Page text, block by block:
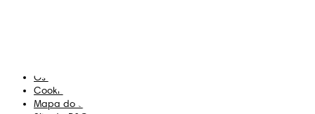
Os Meus Dados
Cookies
Mapa do Site